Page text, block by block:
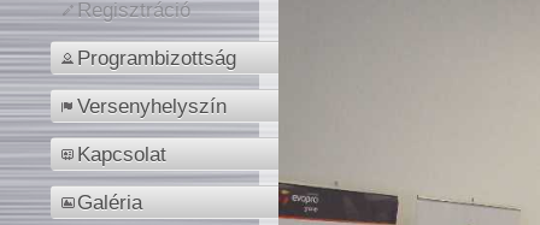
Regisztráció
Programbizottság
Versenyhelyszín
Kapcsolat
Galéria